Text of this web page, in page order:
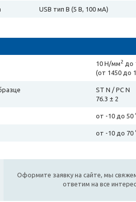
USB тип B (5 В, 100 мА)
10 Н/мм2 до
(от 1450 до
ST N / PC N
76.3 ± 2
от -10 до 50
от -10 до 70
Оформите заявку на сайте, мы
ответим на все